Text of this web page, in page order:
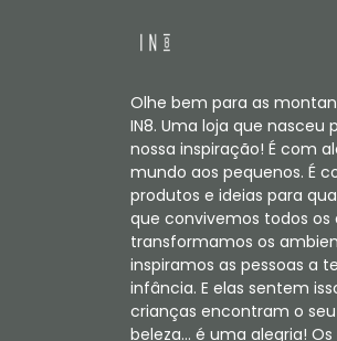
Olhe bem para as
IN8. Uma loja que nasceu
nossa inspiração! É com
mundo aos pequenos. É
produtos e ideias para
que convivemos todos os
transformamos os
inspiramos as pessoas a
infância. E elas sentem
crianças encontram o
beleza... é uma alegria!